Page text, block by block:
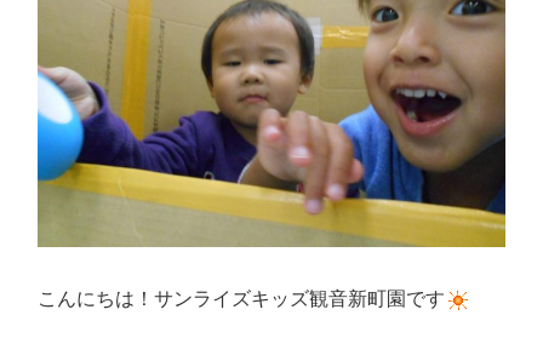
こんにちは！サンライズキッズ観音新町園です